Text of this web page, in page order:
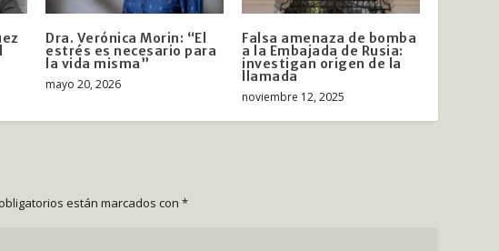
Dra. Verónica Morin: “El
estrés es necesario para
la vida misma”
mayo 20, 2026
Falsa amenaza de bomba
a la Embajada de Rusia:
investigan origen de la
llamada
noviembre 12, 2025
están marcados con *